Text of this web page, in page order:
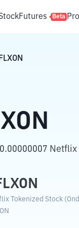
Futures Beta
Netflix
Tokenized Stock